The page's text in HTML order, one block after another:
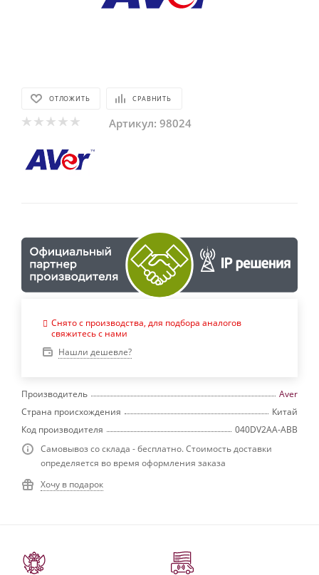
ОТЛОЖИТЬ СРАВНИТЬ
Артикул: 98024
Снято с производства, для подбора аналогов
свяжитесь с нами
Нашли дешевле?
Производитель
Aver
Страна происхождения
Китай
Код производителя
040DV2AA-ABB
Самовывоз со склада - бесплатно. Стоимость доставки
определяется во время оформления заказа
Хочу в подарок